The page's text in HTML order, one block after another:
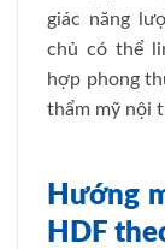
giác năng
chủ có thể
hợp phong
thẩm mỹ nội
Hướng
HDF